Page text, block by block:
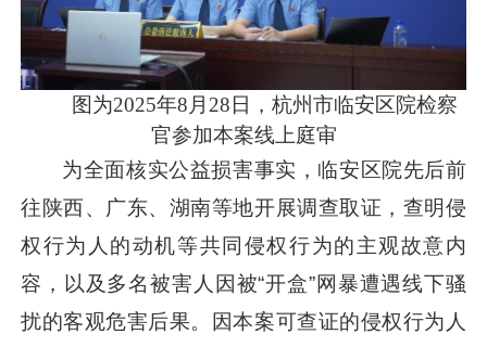
图为2025年8月28日，杭州市临安区院检察
官参加本案线上庭审
为全面核实公益损害事实，临安区院先后前
往陕西、广东、湖南等地开展调查取证，查明侵
权行为人的动机等共同侵权行为的主观故意内
容，以及多名被害人因被“开盒”网暴遭遇线下骚
扰的客观危害后果。因本案可查证的侵权行为人